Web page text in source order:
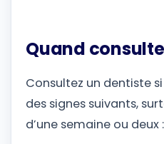
Quand
Consultez un dentiste
des signes suivants,
d’une semaine ou deux :